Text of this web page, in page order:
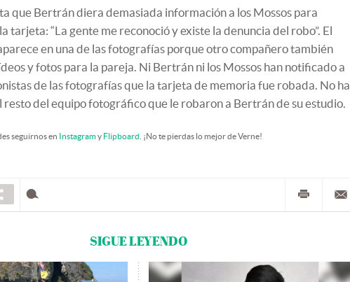
que Bertrán diera demasiada información a los Mossos para
tarjeta: “La gente me reconoció y existe la denuncia del robo”. El
en una de las fotografías porque otro compañero también
y fotos para la pareja. Ni Bertrán ni los Mossos han notificado a
de las fotografías que la tarjeta de memoria fue robada. No
resto del equipo fotográfico que le robaron a Bertrán de su estudio.
seguirnos en Instagramy Flipboard . ¡No te pierdas lo mejor de Verne!
SIGUE LEYENDO